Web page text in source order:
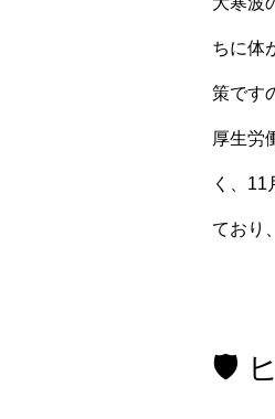
ちに体
策です
厚生労
く、11
ており
🛡️